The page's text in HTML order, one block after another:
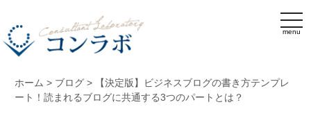
menu
ホーム > ブログ >
【決定版】ビジネスブログの書き方テンプレ
ート！読まれるブログに共通する3つのパートとは？